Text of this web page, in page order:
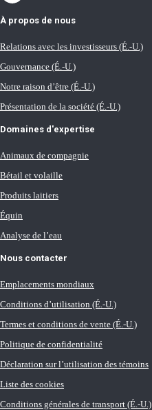
À propos de nous
Relations avec les investisseurs (É.-U.)
Gouvernance (É.-U.)
Notre raison d’être (É.-U.)
Présentation de la société (É.-U.)
Domaines d'expertise
Animaux de compagnie
Bétail et volaille
Produits laitiers
Équin
Analyse de l’eau
Nous contacter
Emplacements mondiaux
Conditions d’utilisation (É.-U.)
Termes et conditions de vente (É.-U.)
Politique de confidentialité
Déclaration sur l’utilisation des témoins
Liste des cookies
Conditions générales de transport (É.-U.)